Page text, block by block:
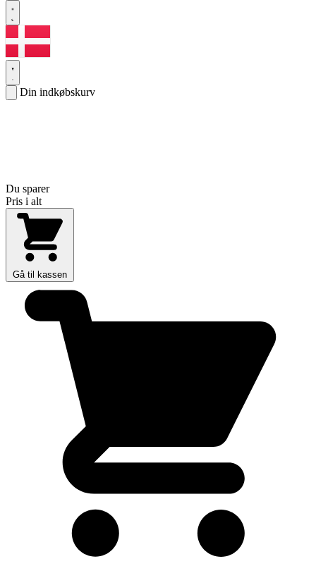
Din indkøbskurv
Du sparer
Pris i alt
Gå til kassen